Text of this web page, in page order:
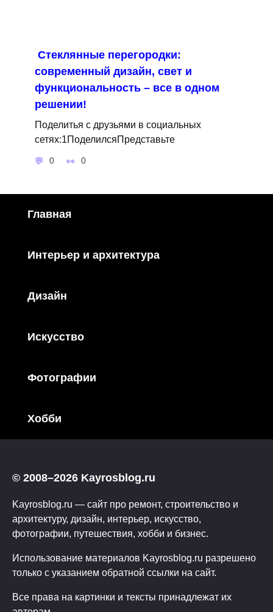
Стеклянные перегородки:
современный дизайн, свет и
функциональность – все в одном
решении!
Поделитья с друзьями в социальных
сетях:1ПоделилсяПредставьте
0 0
Главная
Интерьер и архитектура
Дизайн
Искусство
Фотографии
Хобби
© 2008–2026 Kayrosblog.ru
Kayrosblog.ru — сайт про ремонт, строительство и
архитектуру, дизайн, интерьер, искусство,
фотографии, путешествия, хобби и бизнес.
Использование материалов Kayrosblog.ru разрешено
только с указанием обратной ссылки на сайт.
Все права на картинки и тексты принадлежат их